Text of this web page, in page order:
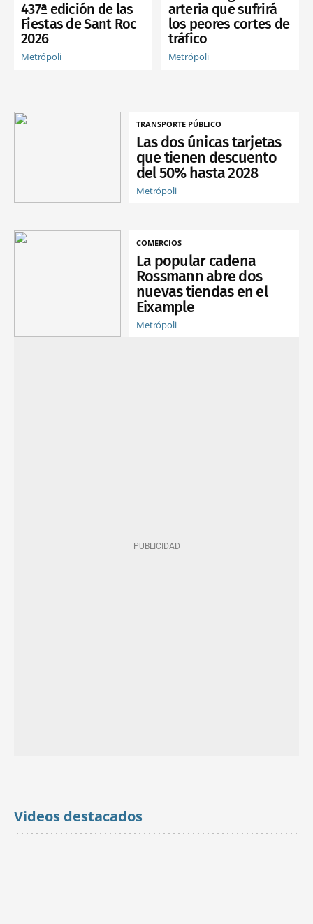
437ª edición de las
Fiestas de Sant Roc
2026
Metrópoli
arteria que sufrirá
los peores cortes de
tráfico
Metrópoli
TRANSPORTE PÚBLICO
Las dos únicas tarjetas
que tienen descuento
del 50% hasta 2028
Metrópoli
COMERCIOS
La popular cadena
Rossmann abre dos
nuevas tiendas en el
Eixample
Metrópoli
Videos destacados